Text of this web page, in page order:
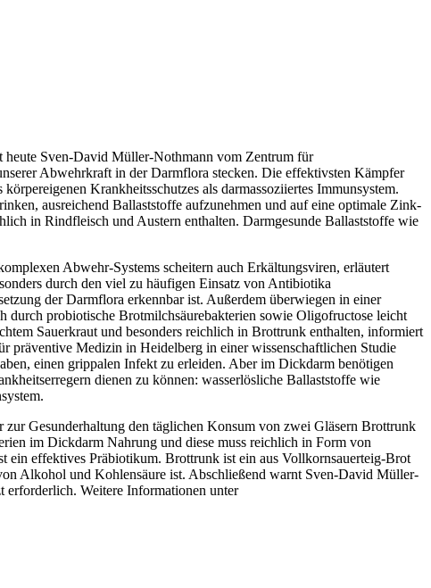
heute Sven-David Müller-Nothmann vom Zentrum für
Abwehrkraft in der Darmflora stecken. Die effektivsten Kämpfer
Krankheitsschutzes als darmassoziiertes Immunsystem.
ausreichend Ballaststoffe aufzunehmen und auf eine optimale Zink-
in Rindfleisch und Austern enthalten. Darmgesunde Ballaststoffe wie
Abwehr-Systems scheitern auch Erkältungsviren, erläutert
durch den viel zu häufigen Einsatz von Antibiotika
der Darmflora erkennbar ist. Außerdem überwiegen in einer
durch probiotische Brotmilchsäurebakterien sowie Oligofructose leicht
Sauerkraut und besonders reichlich in Brottrunk enthalten, informiert
präventive Medizin in Heidelberg in einer wissenschaftlichen Studie
einen grippalen Infekt zu erleiden. Aber im Dickdarm benötigen
dienen zu können: wasserlösliche Ballaststoffe wie
Gesunderhaltung den täglichen Konsum von zwei Gläsern Brottrunk
im Dickdarm Nahrung und diese muss reichlich in Form von
ein effektives Präbiotikum. Brottrunk ist ein aus Vollkornsauerteig-Brot
Alkohol und Kohlensäure ist. Abschließend warnt Sven-David Müller-
erforderlich. Weitere Informationen unter